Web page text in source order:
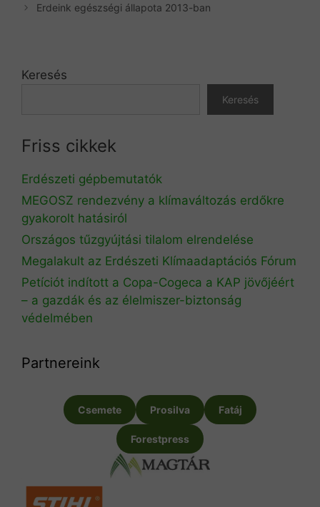
Erdeink egészségi állapota 2013-ban
Keresés
Keresés
Friss cikkek
Erdészeti gépbemutatók
MEGOSZ rendezvény a klímaváltozás erdőkre
gyakorolt hatásiról
Országos tűzgyújtási tilalom elrendelése
Megalakult az Erdészeti Klímaadaptációs Fórum
Petíciót indított a Copa-Cogeca a KAP jövőjéért
– a gazdák és az élelmiszer-biztonság
védelmében
Partnereink
Csemete Prosilva Fatáj
Forestpress